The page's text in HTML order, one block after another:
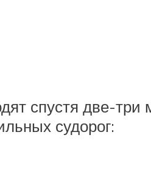
спустя две-три
судорог: